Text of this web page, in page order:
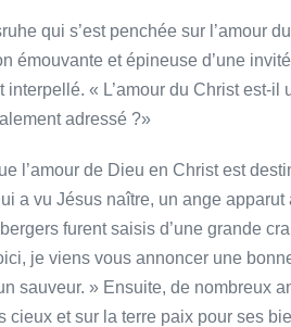
qui s’est penchée sur l’amour
émouvante et épineuse d’une
interpellé. « L’amour du Christ est-il
adressé ?»
l’amour de Dieu en Christ est
a vu Jésus naître, un ange
furent saisis d’une grande
je viens vous annoncer une
sauveur. » Ensuite, de nombreux
et sur la terre paix pour ses